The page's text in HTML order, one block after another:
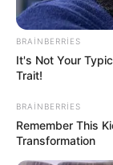
BRAINBERRIES
It's Not Your
Trait!
BRAINBERRIES
Remember This
Transformation